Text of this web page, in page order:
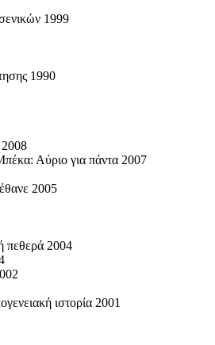
1999
1990
2008
Αύριο για πάντα 2007
2005
πεθερά 2004
ιστορία 2001